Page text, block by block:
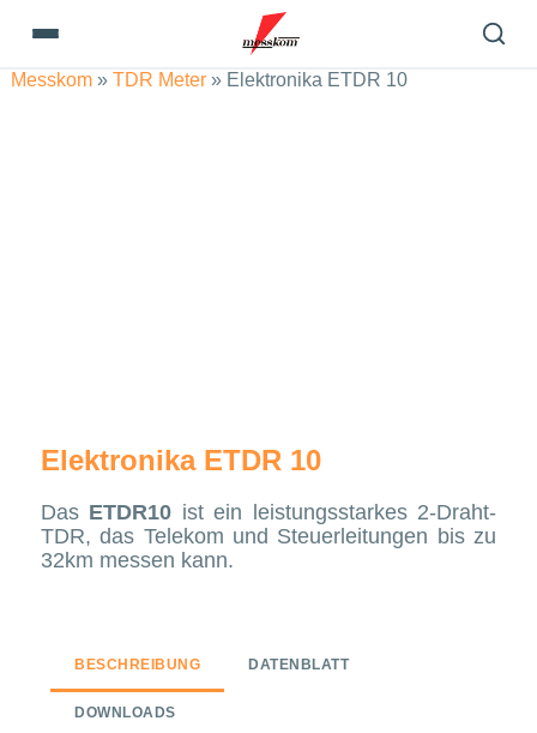
Messkom » TDR Meter » Elektronika ETDR 10
Elektronika ETDR 10
Das ETDR10 ist ein leistungsstarkes 2-Draht-
TDR, das Telekom und Steuerleitungen bis zu
32km messen kann.
BESCHREIBUNG DATENBLATT
DOWNLOADS